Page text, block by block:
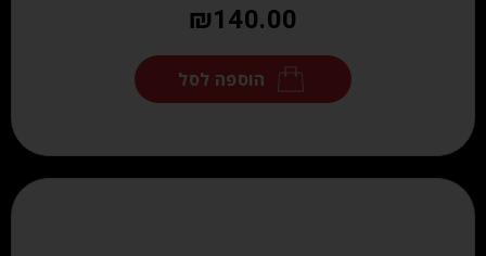
₪140.00
הוספה לסל